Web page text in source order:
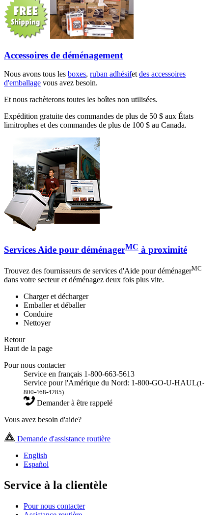
Accessoires de déménagement
Nous avons tous les boxes, ruban adhésifetdes accessoires
d'emballage vous avez besoin.
Et nous rachèterons toutes les boîtes non utilisées.
Expédition gratuite des commandes de plus de 50 $ aux États
limitrophes et des commandes de plus de 100 $ au Canada.
Services Aide pour déménagerMC à proximité
Trouvez des fournisseurs de services d'Aide pour déménagerMC
dans votre secteur et déménagez deux fois plus vite.
Charger et décharger
Emballer et déballer
Conduire
Nettoyer
Retour
Haut de la page
Pour nous contacter
Service en français 1-800-663-5613
Service pour l'Amérique du Nord: 1-800-GO-U-HAUL(1-
800-468-4285)
Demander à être rappelé
Vous avez besoin d'aide?
Demande d'assistance routière
English
Español
Service à la clientèle
Pour nous contacter